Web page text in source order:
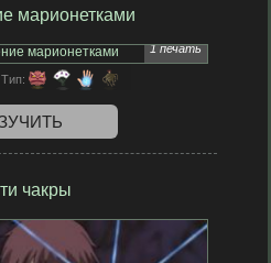
марионетками
1 печать
Тип:
чакры